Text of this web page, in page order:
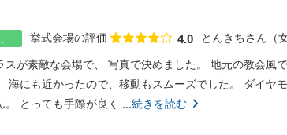
挙式会場の評価 点数
4.0 とんきちさん
スが素敵な会場で、 写真で決めました。 地元の教会風
海にも近かったので、移動もスムーズでした。 ダイヤ
。 とっても手際が良く ... 続きを読む